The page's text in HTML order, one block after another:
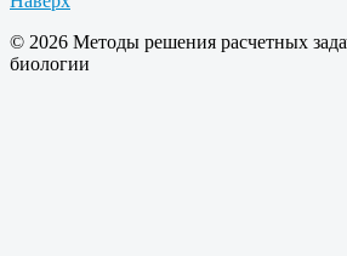
© 2026 Методы решения расчетных
биологии